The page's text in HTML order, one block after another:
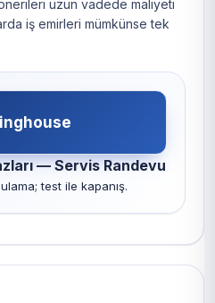
uzun vadede maliyeti
iş emirleri mümkünse tek
— Servis Randevu
test ile kapanış.